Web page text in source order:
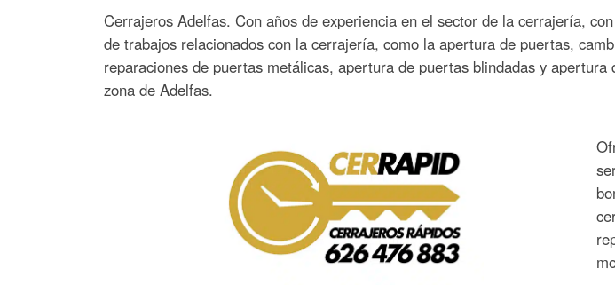
Cerrajeros Adelfas. Con años de experiencia en el sector de la cerrajería,
de trabajos relacionados con la cerrajería, como la apertura de puertas,
reparaciones de puertas metálicas, apertura de puertas blindadas y
zona de Adelfas.